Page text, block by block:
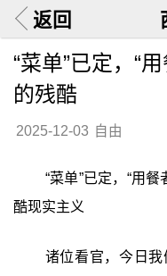
返回
“菜单”已定，“
的残酷
2025-12-03 自由
‍“菜单”已定，“用
酷现实主义
诸位看官，今日